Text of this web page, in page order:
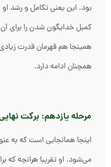
بود. این یعنی تکامل و رشد
کمبل خدایگون شدن را برای
همینجا هم قهرمان قدرت
همچنان ادامه دارد.
مرحله یازدهم: برکت
اینجا همانجایی است که به
می‌شود. او تقریبا هرانچه که